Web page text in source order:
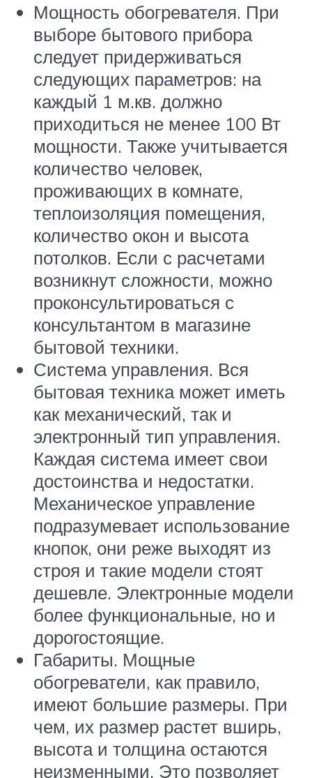
Мощность обогревателя. При
выборе бытового прибора
следует придерживаться
следующих параметров: на
каждый 1 м.кв. должно
приходиться не менее 100 Вт
мощности. Также учитывается
количество человек,
проживающих в комнате,
теплоизоляция помещения,
количество окон и высота
потолков. Если с расчетами
возникнут сложности, можно
проконсультироваться с
консультантом в магазине
бытовой техники.
Система управления. Вся
бытовая техника может иметь
как механический, так и
электронный тип управления.
Каждая система имеет свои
достоинства и недостатки.
Механическое управление
подразумевает использование
кнопок, они реже выходят из
строя и такие модели стоят
дешевле. Электронные модели
более функциональные, но и
дорогостоящие.
Габариты. Мощные
обогреватели, как правило,
имеют большие размеры. При
чем, их размер растет вширь,
высота и толщина остаются
неизменными. Это позволяет